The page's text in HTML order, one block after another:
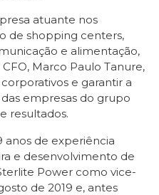
atuante nos
de shopping centers,
e alimentação,
Marco Paulo Tanure,
e garantir a
empresas do grupo
resultados.
anos de experiência
e desenvolvimento de
Power como vice-
de 2019 e, antes